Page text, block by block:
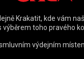
Krakatit, kde vám
výběrem toho pravého
výdejním